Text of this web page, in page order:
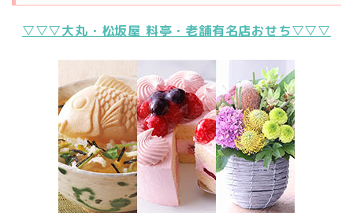
▽▽▽大丸・松坂屋 料亭・老舗有名店おせち▽▽▽